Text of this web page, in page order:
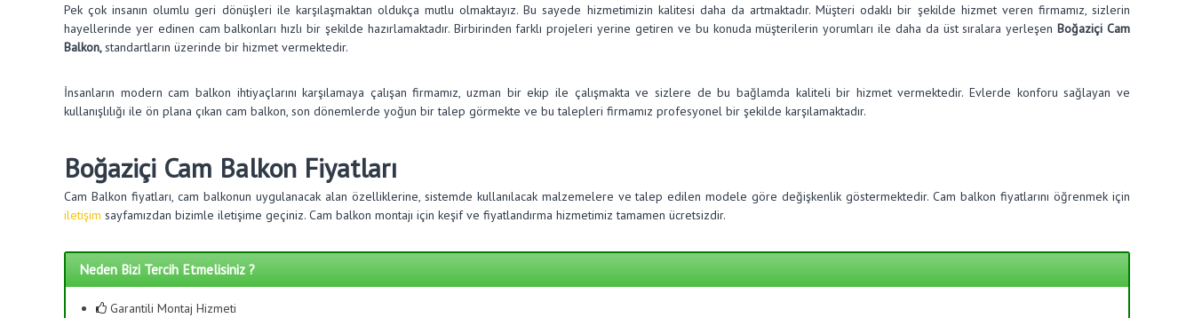
Pek çok insanın olumlu geri dönüşleri ile karşılaşmaktan oldukça mutlu olmaktayız. Bu sayede hizmetimizin kalitesi daha da artmaktadır. Müşteri odaklı bir şekilde hizmet veren firmamız, sizlerin
hayellerinde yer edinen cam balkonları hızlı bir şekilde hazırlamaktadır. Birbirinden farklı projeleri yerine getiren ve bu konuda müşterilerin yorumları ile daha da üst sıralara yerleşenBoğaziçi Cam
Balkon,standartların üzerinde bir hizmet vermektedir.
İnsanların modern cam balkon ihtiyaçlarını karşılamaya çalışan firmamız, uzman bir ekip ile çalışmakta ve sizlere de bu bağlamda kaliteli bir hizmet vermektedir. Evlerde konforu sağlayan ve
kullanışlılığı ile ön plana çıkan cam balkon, son dönemlerde yoğun bir talep görmekte ve bu talepleri firmamız profesyonel bir şekilde karşılamaktadır.
Boğaziçi Cam Balkon Fiyatları
Cam Balkon fiyatları, cam balkonun uygulanacak alan özelliklerine, sistemde kullanılacak malzemelere ve talep edilen modele göre değişkenlik göstermektedir. Cam balkon fiyatlarını öğrenmek için
iletişim sayfamızdan bizimle iletişime geçiniz. Cam balkon montajı için keşif ve fiyatlandırma hizmetimiz tamamen ücretsizdir.
Neden Bizi Tercih Etmelisiniz ?
Garantili Montaj Hizmeti